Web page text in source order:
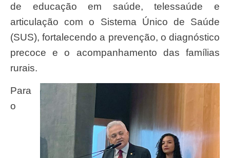
de educação em saúde, telessaúde e
articulação com o Sistema Único de Saúde
(SUS), fortalecendo a prevenção, o diagnóstico
precoce e o acompanhamento das famílias
rurais.
Para
o